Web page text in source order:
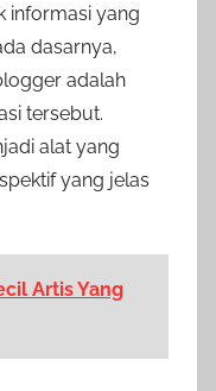
informasi yang
dasarnya,
adalah
tersebut.
alat yang
yang jelas
Artis Yang